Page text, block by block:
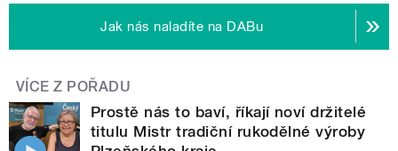
Jak nás naladíte na DABu
VÍCE Z POŘADU
Prostě nás to baví, říkají noví držitelé
titulu Mistr tradiční rukodělné výroby